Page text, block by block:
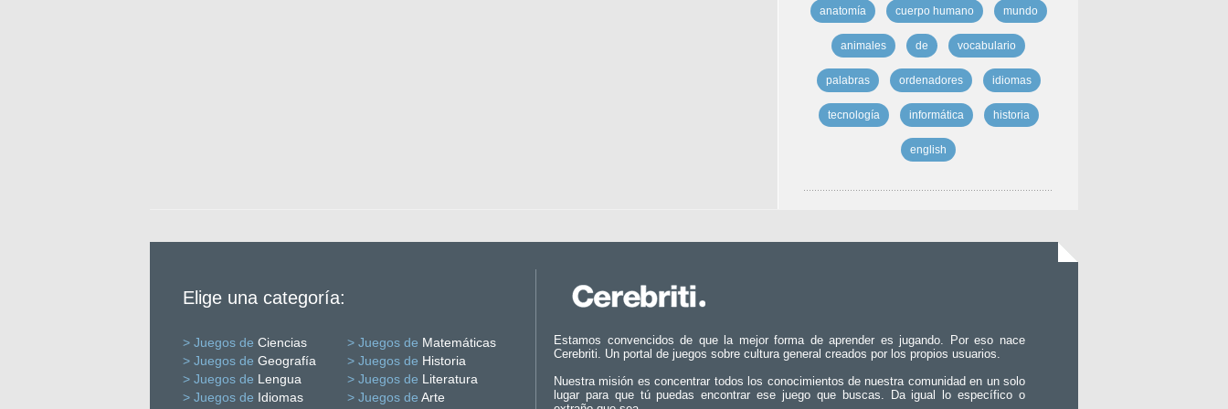
anatomía cuerpo humano mundo
animales de vocabulario
palabras ordenadores idiomas
tecnología informática historia
english
Elige una categoría:
> Juegos de Ciencias > Juegos de Matemáticas
> Juegos de Geografía > Juegos de Historia
> Juegos de Lengua > Juegos de Literatura
> Juegos de Idiomas > Juegos de Arte
Estamos convencidos de que la mejor forma de aprender es jugando. Por eso nace
Cerebriti. Un portal de juegos sobre cultura general creados por los propios usuarios.
Nuestra misión es concentrar todos los conocimientos de nuestra comunidad en un solo
lugar para que tú puedas encontrar ese juego que buscas. Da igual lo específico o